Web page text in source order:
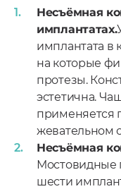
Несъёмная
имплантатах.
имплантата в
на которые
протезы.
эстетична.
применяется
жевательном
Несъёмная
Мостовидные
шести